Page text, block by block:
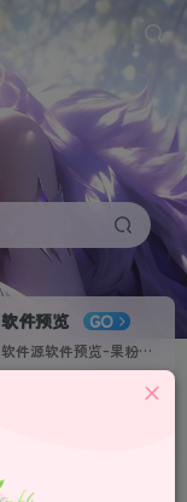
软件预览 GO
软件源软件预览-果粉资源下载签名定制站！个人证书20起稳定不掉签！